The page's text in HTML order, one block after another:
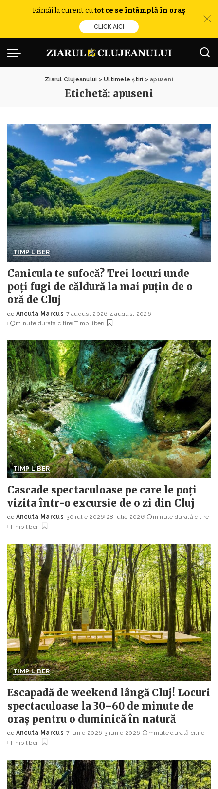
Rămâi la curent cutot ce se întâmplă în oraș
CLICK AICI
Ziarul Clujeanului >Ultimele știri >apuseni
Etichetă: apuseni
TIMP LIBER
Canicula te sufocă? Trei locuri unde
poți fugi de căldură la mai puțin de o
oră de Cluj
Posted
by
de Ancuta Marcus 7 august 2026 4 august 2026
minute durată citire Timp liber
TIMP LIBER
Cascade spectaculoase pe care le poți
vizita într-o excursie de o zi din Cluj
Posted
by
de Ancuta Marcus 30 iulie 2026 28 iulie 2026
minute durată citire
Timp liber
TIMP LIBER
Escapadă de weekend lângă Cluj! Locuri
spectaculoase la 30–60 de minute de
oraș pentru o duminică în natură
Posted
by
de Ancuta Marcus 7 iunie 2026 3 iunie 2026
minute durată citire
Timp liber